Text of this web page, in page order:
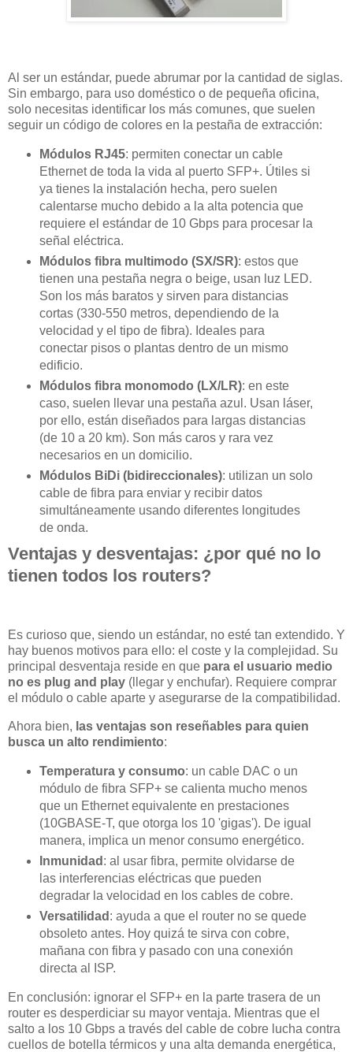
Al ser un estándar, puede abrumar por la cantidad de siglas.
Sin embargo, para uso doméstico o de pequeña oficina,
solo necesitas identificar los más comunes, que suelen
seguir un código de colores en la pestaña de extracción:
Módulos RJ45: permiten conectar un cable
Ethernet de toda la vida al puerto SFP+. Útiles si
ya tienes la instalación hecha, pero suelen
calentarse mucho debido a la alta potencia que
requiere el estándar de 10 Gbps para procesar la
señal eléctrica.
Módulos fibra multimodo (SX/SR): estos que
tienen una pestaña negra o beige, usan luz LED.
Son los más baratos y sirven para distancias
cortas (330-550 metros, dependiendo de la
velocidad y el tipo de fibra). Ideales para
conectar pisos o plantas dentro de un mismo
edificio.
Módulos fibra monomodo (LX/LR): en este
caso, suelen llevar una pestaña azul. Usan láser,
por ello, están diseñados para largas distancias
(de 10 a 20 km). Son más caros y rara vez
necesarios en un domicilio.
Módulos BiDi (bidireccionales): utilizan un solo
cable de fibra para enviar y recibir datos
simultáneamente usando diferentes longitudes
de onda.
Ventajas y desventajas: ¿por qué no lo
tienen todos los routers?
Es curioso que, siendo un estándar, no esté tan extendido. Y
hay buenos motivos para ello: el coste y la complejidad. Su
principal desventaja reside en que para el usuario medio
no es plug and play (llegar y enchufar). Requiere comprar
el módulo o cable aparte y asegurarse de la compatibilidad.
Ahora bien, las ventajas son reseñables para quien
busca un alto rendimiento:
Temperatura y consumo: un cable DAC o un
módulo de fibra SFP+ se calienta mucho menos
que un Ethernet equivalente en prestaciones
(10GBASE-T, que otorga los 10 'gigas'). De igual
manera, implica un menor consumo energético.
Inmunidad : al usar fibra, permite olvidarse de
las interferencias eléctricas que pueden
degradar la velocidad en los cables de cobre.
Versatilidad : ayuda a que el router no se quede
obsoleto antes. Hoy quizá te sirva con cobre,
mañana con fibra y pasado con una conexión
directa al ISP.
En conclusión: ignorar el SFP+ en la parte trasera de un
router es desperdiciar su mayor ventaja. Mientras que el
salto a los 10 Gbps a través del cable de cobre lucha contra
cuellos de botella térmicos y una alta demanda energética,